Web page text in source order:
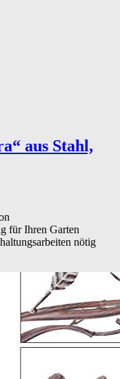
aus Stahl,
für Ihren Garten
nötig